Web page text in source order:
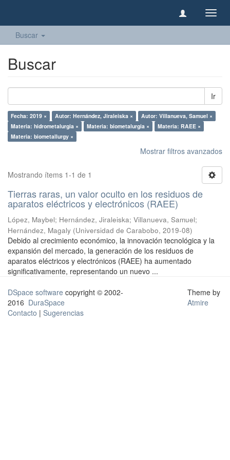
Buscar
Buscar
Ir
Fecha: 2019 × Autor: Hernández, Jiraleiska ×
Autor: Villanueva, Samuel ×
Materia: hidrometalurgia ×
Materia: biometalurgia ×
Materia: RAEE ×
Materia: biometallurgy ×
Mostrar filtros avanzados
Mostrando ítems 1-1 de 1
Tierras raras, un valor oculto en los residuos de
aparatos eléctricos y electrónicos (RAEE)
López, Maybel; Hernández, Jiraleiska; Villanueva, Samuel;
Hernández, Magaly (Universidad de Carabobo, 2019-08)
Debido al crecimiento económico, la innovación tecnológica y la
expansión del mercado, la generación de los residuos de
aparatos eléctricos y electrónicos (RAEE) ha aumentado
significativamente, representando un nuevo ...
DSpace software copyright © 2002-
2016 DuraSpace
Contacto | Sugerencias
Theme by
Atmire